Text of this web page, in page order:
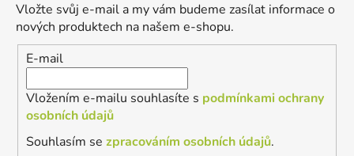
Vložte svůj e-mail a my vám budeme zasílat informace o
nových produktech na našem e-shopu.
E-mail
Vložením e-mailu souhlasíte s podmínkami ochrany
osobních údajů
Souhlasím se zpracováním osobních údajů.